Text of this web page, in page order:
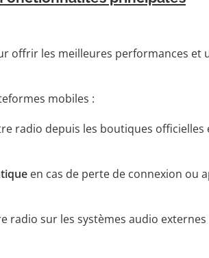
offrir les meilleures performances et
mobiles :
radio depuis les boutiques officielles
en cas de perte de connexion ou
radio sur les systèmes audio